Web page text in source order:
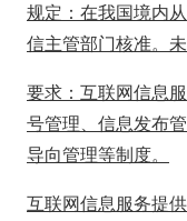
规定：在我国境内
信主管部门核准。
要求：互联网信息
号管理、信息发布
导向管理等制度。
互联网信息服务提